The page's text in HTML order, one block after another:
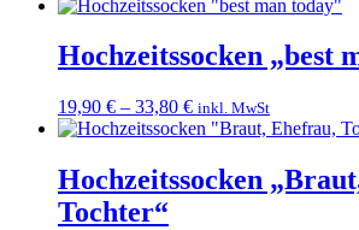
Hochzeitssocken „best
19,90 € – 33,80 € inkl. MwSt
Hochzeitssocken
Tochter“